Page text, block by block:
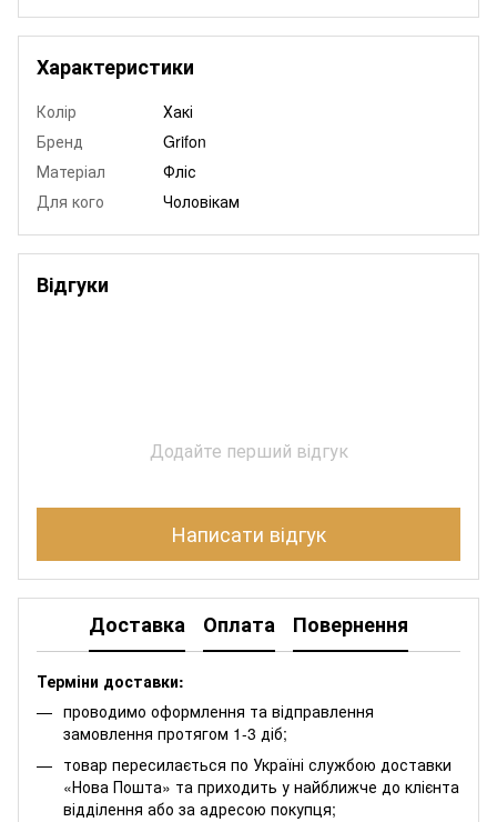
Характеристики
Колір
Хакі
Бренд
Grifon
Матеріал
Фліс
Для кого
Чоловікам
Відгуки
Додайте перший відгук
Написати відгук
Доставка Оплата Повернення
Терміни доставки:
проводимо оформлення та відправлення
замовлення протягом 1-3 діб;
товар пересилається по Україні службою доставки
«Нова Пошта» та приходить у найближче до клієнта
відділення або за адресою покупця;